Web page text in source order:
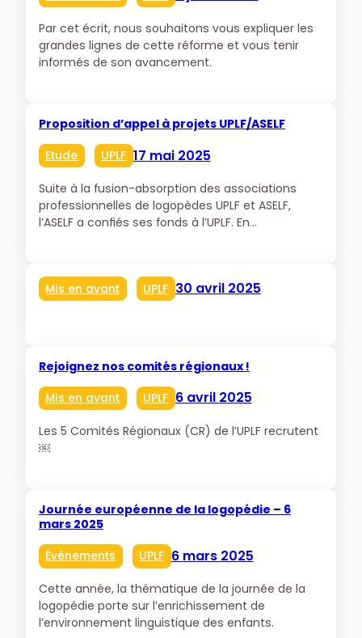
Par cet écrit, nous souhaitons vous expliquer les
grandes lignes de cette réforme et vous tenir
informés de son avancement.
Proposition d’appel à projets UPLF/ASELF
Etude
UPLF 17 mai 2025
Suite à la fusion-absorption des associations
professionnelles de logopèdes UPLF et ASELF,
l’ASELF a confiés ses fonds à l’UPLF. En…
Mis en avant UPLF 30 avril 2025
Rejoignez nos comités régionaux !
Mis en avant
UPLF 6 avril 2025
Les 5 Comités Régionaux (CR) de l’UPLF recrutent
￼
Journée européenne de la logopédie – 6
mars 2025
Événements
UPLF 6 mars 2025
Cette année, la thématique de la journée de la
logopédie porte sur l’enrichissement de
l’environnement linguistique des enfants.